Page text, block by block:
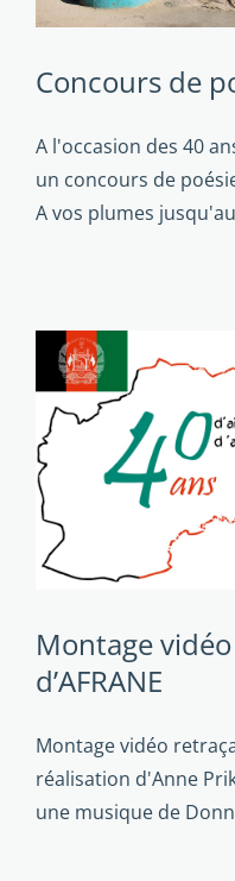
Concours de
A l'occasion des 40
un concours de
A vos plumes
Montage
d’AFRANE
Montage vidéo
réalisation d'Anne
une musique de